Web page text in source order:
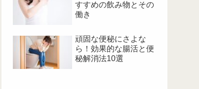
すすめの飲み物とその
働き
頑固な便秘にさよな
ら！効果的な腸活と便
秘解消法10選